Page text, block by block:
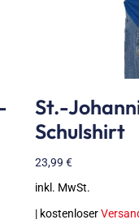
St.-
Schulshirt
23,99€
inkl. MwSt.
| kostenloser